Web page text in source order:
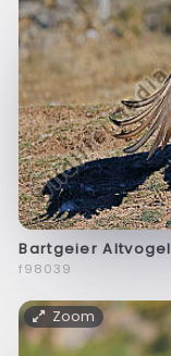
Bartgeier Altvogel
f98039
Zoom